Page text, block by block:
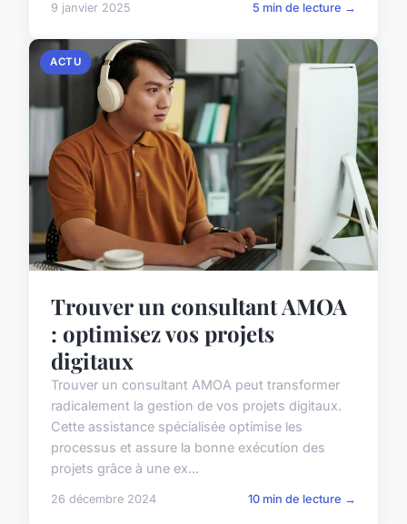
9 janvier 2025 5 min de lecture →
ACTU
Trouver un consultant AMOA
: optimisez vos projets
digitaux
Trouver un consultant AMOA peut transformer
radicalement la gestion de vos projets digitaux.
Cette assistance spécialisée optimise les
processus et assure la bonne exécution des
projets grâce à une ex...
26 décembre 2024 10 min de lecture →